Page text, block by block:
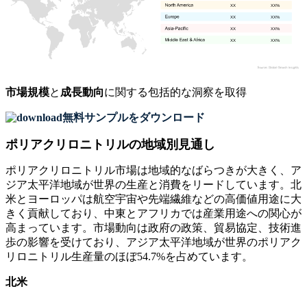
XX%
XX
XX%
XX
XX%
XX
XX%
XX
市場規模と 成長動向に関する包括的な洞察を取得
無料サンプルをダウンロード
ポリアクリロニトリルの地域別見通し
ポリアクリロニトリル市場は地域的なばらつきが大きく、ア
ジア太平洋地域が世界の生産と消費をリードしています。北
米とヨーロッパは航空宇宙や先端繊維などの高価値用途に大
きく貢献しており、中東とアフリカでは産業用途への関心が
高まっています。市場動向は政府の政策、貿易協定、技術進
歩の影響を受けており、アジア太平洋地域が世界のポリアク
リロニトリル生産量のほぼ54.7%を占めています。
北米